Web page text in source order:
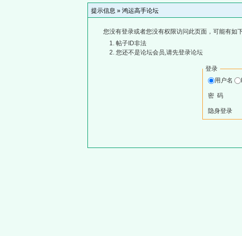
提示信息 » 鸿运高手论坛
您没有登录或者您没有权限访问此页面，可能有如
帖子ID非法
您还不是论坛会员,请先登录论坛
登录
用户名
密 码
隐身登录